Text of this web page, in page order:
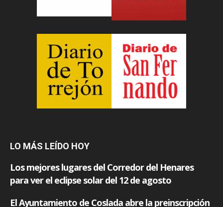
LO MÁS LEÍDO HOY